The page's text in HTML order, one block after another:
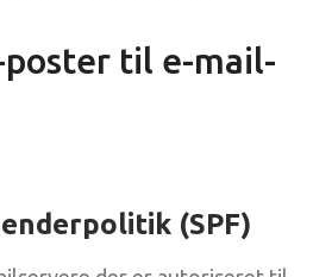
til e-mail-
(SPF)